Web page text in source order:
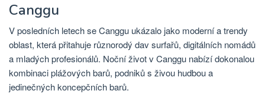
Canggu
V posledních letech se Canggu ukázalo jako moderní a trendy
oblast, která přitahuje různorodý dav surfařů, digitálních nomádů
a mladých profesionálů. Noční život v Canggu nabízí dokonalou
kombinaci plážových barů, podniků s živou hudbou a
jedinečných koncepčních barů.